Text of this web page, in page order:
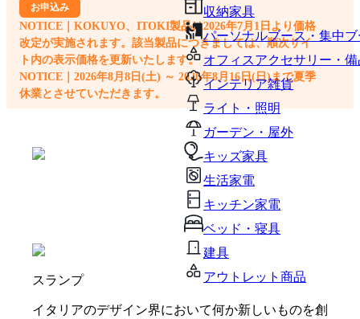
収納家具
パーソナルブース・集中
オフィスアクセサリー・備
インテリア雑貨
ライト・照明
ガーデン・屋外
キッズ家具
生活家電
キッチン家電
ベッド・寝具
建具
アウトレット商品
お申込み
NOTICE｜KOKUYO、ITOKI製品は2026年7月1日より価格
改定が実施されます。該当製品につきましては、順次サイ
ト内の表示価格を更新いたします。
NOTICE｜2026年8月8日(土) ～ 2026年8月16日(日)まで夏季
休業とさせていただきます。
スランプ
イタリアのデザイン界において何か新しいものを創